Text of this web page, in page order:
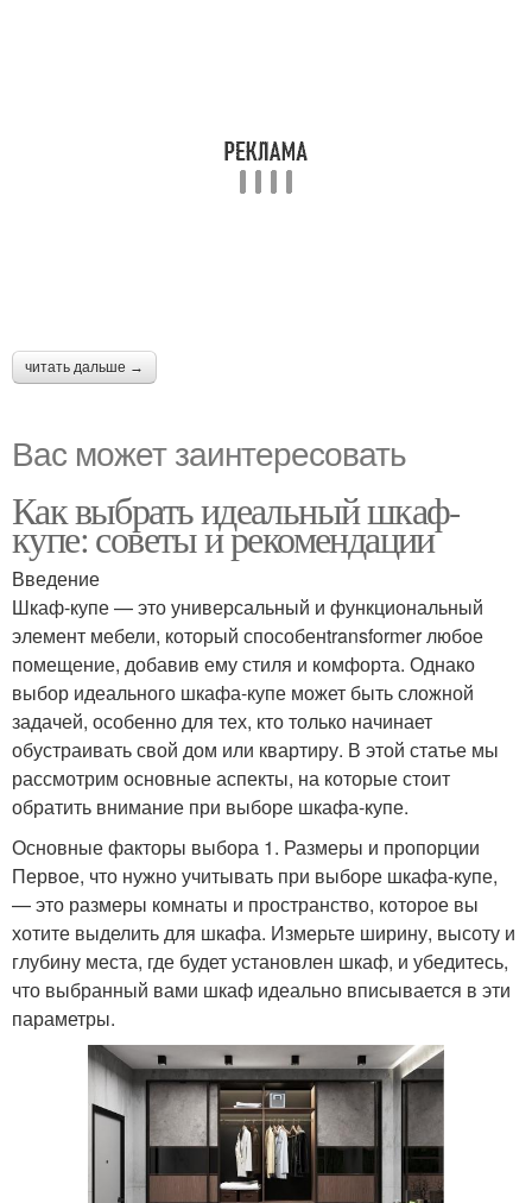
читать дальше →
Вас может заинтересовать
Как выбрать идеальный шкаф-
купе: советы и рекомендации
Введение
Шкаф-купе — это универсальный и функциональный
элемент мебели, который способенtransformer любое
помещение, добавив ему стиля и комфорта. Однако
выбор идеального шкафа-купе может быть сложной
задачей, особенно для тех, кто только начинает
обустраивать свой дом или квартиру. В этой статье мы
рассмотрим основные аспекты, на которые стоит
обратить внимание при выборе шкафа-купе.
Основные факторы выбора 1. Размеры и пропорции
Первое, что нужно учитывать при выборе шкафа-купе,
— это размеры комнаты и пространство, которое вы
хотите выделить для шкафа. Измерьте ширину, высоту и
глубину места, где будет установлен шкаф, и убедитесь,
что выбранный вами шкаф идеально вписывается в эти
параметры.